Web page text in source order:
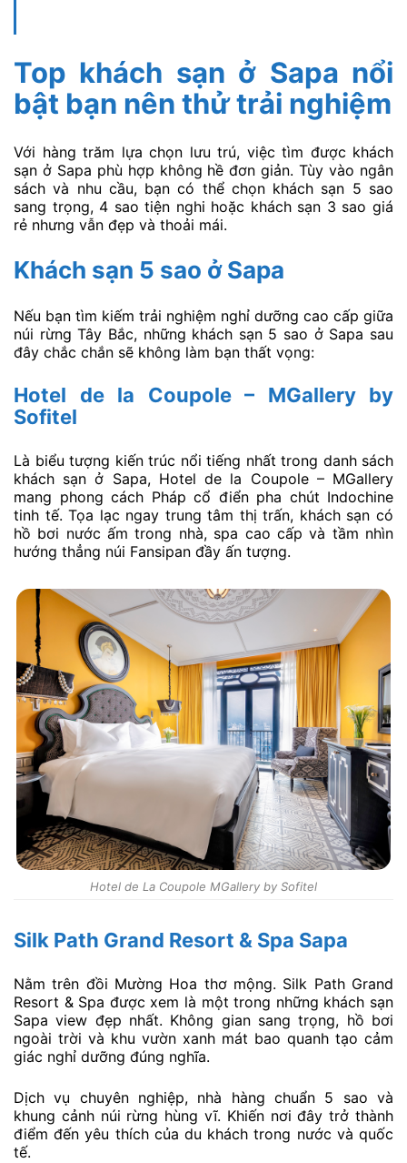
Top khách sạn ở Sapa nổi
bật bạn nên thử trải nghiệm
Với hàng trăm lựa chọn lưu trú, việc tìm được khách
sạn ở Sapa phù hợp không hề đơn giản. Tùy vào ngân
sách và nhu cầu, bạn có thể chọn khách sạn 5 sao
sang trọng, 4 sao tiện nghi hoặc khách sạn 3 sao giá
rẻ nhưng vẫn đẹp và thoải mái.
Khách sạn 5 sao ở Sapa
Nếu bạn tìm kiếm trải nghiệm nghỉ dưỡng cao cấp giữa
núi rừng Tây Bắc, những khách sạn 5 sao ở Sapa sau
đây chắc chắn sẽ không làm bạn thất vọng:
Hotel de la Coupole – MGallery by
Sofitel
Là biểu tượng kiến trúc nổi tiếng nhất trong danh sách
khách sạn ở Sapa, Hotel de la Coupole – MGallery
mang phong cách Pháp cổ điển pha chút Indochine
tinh tế. Tọa lạc ngay trung tâm thị trấn, khách sạn có
hồ bơi nước ấm trong nhà, spa cao cấp và tầm nhìn
hướng thẳng núi Fansipan đầy ấn tượng.
Hotel de La Coupole MGallery by Sofitel
Silk Path Grand Resort & Spa Sapa
Nằm trên đồi Mường Hoa thơ mộng. Silk Path Grand
Resort & Spa được xem là một trong những khách sạn
Sapa view đẹp nhất. Không gian sang trọng, hồ bơi
ngoài trời và khu vườn xanh mát bao quanh tạo cảm
giác nghỉ dưỡng đúng nghĩa.
Dịch vụ chuyên nghiệp, nhà hàng chuẩn 5 sao và
khung cảnh núi rừng hùng vĩ. Khiến nơi đây trở thành
điểm đến yêu thích của du khách trong nước và quốc
tế.